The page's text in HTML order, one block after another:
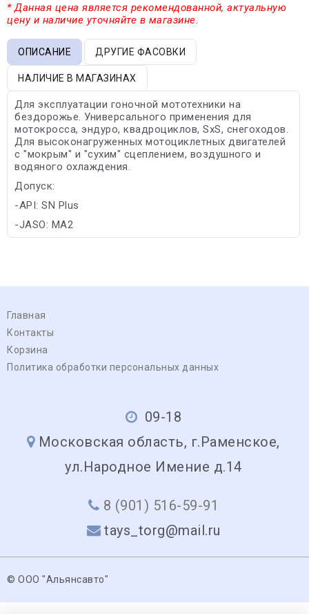
* Данная цена является рекомендованной, актуальную
цену и наличие уточняйте в магазине.
ОПИСАНИЕ ДРУГИЕ ФАСОВКИ
НАЛИЧИЕ В МАГАЗИНАХ
Для эксплуатации гоночной мототехники на
бездорожье. Универсального применения для
мотокросса, эндуро, квадроциклов, SxS, снегоходов.
Для высоконагруженных мотоциклетных двигателей
с "мокрым" и "сухим" сцеплением, воздушного и
водяного охлаждения.
Допуск:
-API: SN Plus
-JASO: MA2
Главная
Контакты
Корзина
Политика обработки персональных данных
09-18
Московская область, г.Раменское,
ул.Народное Имение д.14
8 (901) 516-59-91
tays_torg@mail.ru
© ООО "Альянсавто"